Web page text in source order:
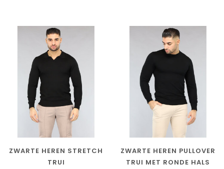
ZWARTE HEREN STRETCH
TRUI
ZWARTE HEREN PULLOVER
TRUI MET RONDE HALS